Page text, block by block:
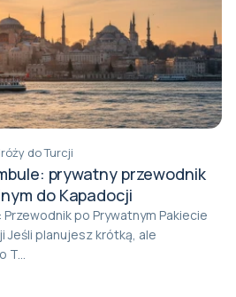
do Turcji
prywatny przewodnik
do Kapadocji
po Prywatnym Pakiecie
T...